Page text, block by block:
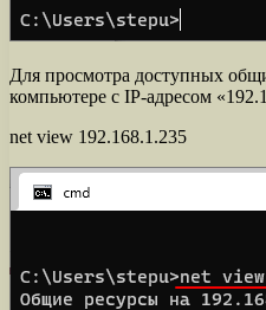
Для просмотра доступных
компьютере с IP-адресом
net view 192.168.1.235